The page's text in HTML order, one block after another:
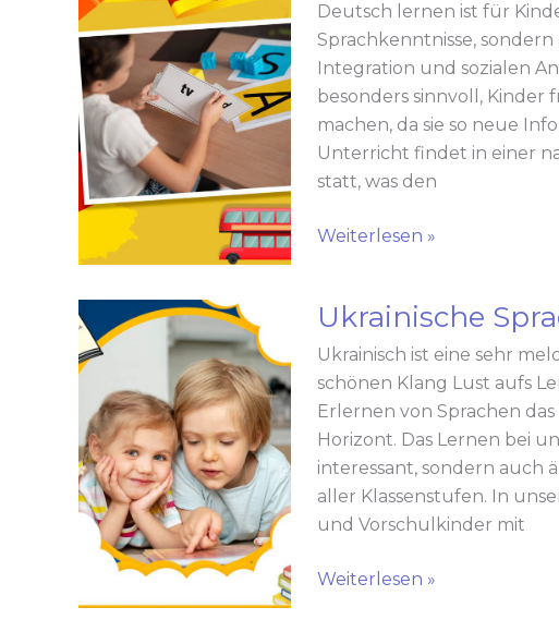
Deutsch lernen ist für
Sprachkenntnisse,
Integration und sozialen
besonders sinnvoll,
machen, da sie so neue
Unterricht findet in einer
statt, was den
Weiterlesen »
Ukrainische
Ukrainisch ist eine sehr
schönen Klang Lust aufs
Erlernen von Sprachen
Horizont. Das Lernen bei
interessant, sondern auch
aller Klassenstufen. In
und Vorschulkinder mit
Ukrainische
Weiterlesen »